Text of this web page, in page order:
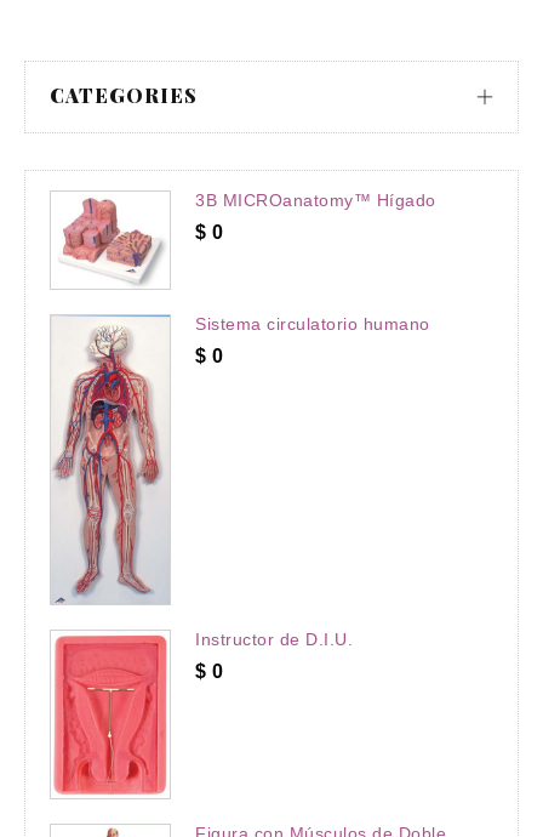
CATEGORIES
3B MICROanatomy™ Hígado
$ 0
Sistema circulatorio humano
$ 0
Instructor de D.I.U.
$ 0
Figura con Músculos de Doble